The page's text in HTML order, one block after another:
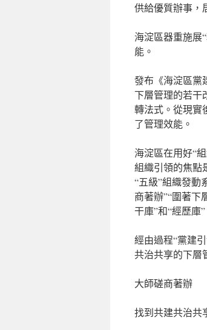
供給優質辦事，
海淀區器重施展
能。
發布《海淀區黨
下層管理的若
轉法式。從現實
了管理效能。
海淀區在用好“
組織引領的焦點
“五級”組織發動
商著辦”“圍著下
干庫”和“經歷庫
經由過程“黨建
共治共享的下層
大師磋商著辦
找到共建共治共